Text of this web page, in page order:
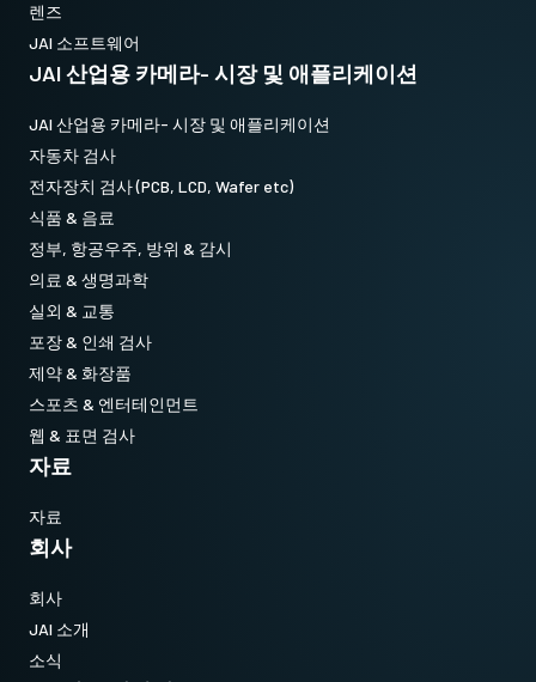
렌즈
JAI 소프트웨어
JAI 산업용 카메라- 시장 및 애플리케이션
JAI 산업용 카메라- 시장 및 애플리케이션
자동차 검사
전자장치 검사 (PCB, LCD, Wafer etc)
식품 & 음료
정부, 항공우주, 방위 & 감시
의료 & 생명과학
실외 & 교통
포장 & 인쇄 검사
제약 & 화장품
스포츠 & 엔터테인먼트
웹 & 표면 검사
자료
자료
회사
회사
JAI 소개
소식